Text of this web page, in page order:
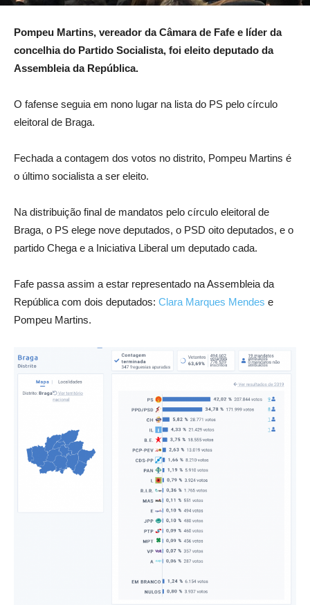
Pompeu Martins, vereador da Câmara de Fafe e líder da
concelhia do Partido Socialista, foi eleito deputado da
Assembleia da República.
O fafense seguia em nono lugar na lista do PS pelo círculo
eleitoral de Braga.
Fechada a contagem dos votos no distrito, Pompeu Martins é
o último socialista a ser eleito.
Na distribuição final de mandatos pelo círculo eleitoral de
Braga, o PS elege nove deputados, o PSD oito deputados, e o
partido Chega e a Iniciativa Liberal um deputado cada.
Fafe passa assim a estar representado na Assembleia da
República com dois deputados: Clara Marques Mendes e
Pompeu Martins.